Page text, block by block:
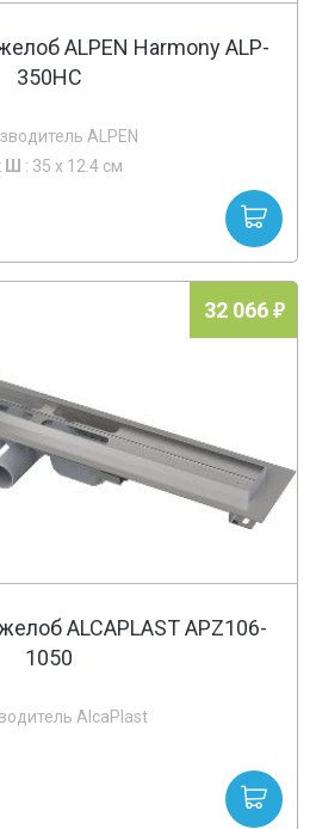
ALPEN Harmony ALP-
350HC
ALPEN
Ш : 35 x 12.4 см
32 066
ALCAPLAST APZ106-
1050
AlcaPlast